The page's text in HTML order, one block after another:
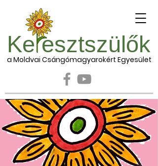
Ke esztszülők
a Moldvai Csángómagyarokért Egyesület